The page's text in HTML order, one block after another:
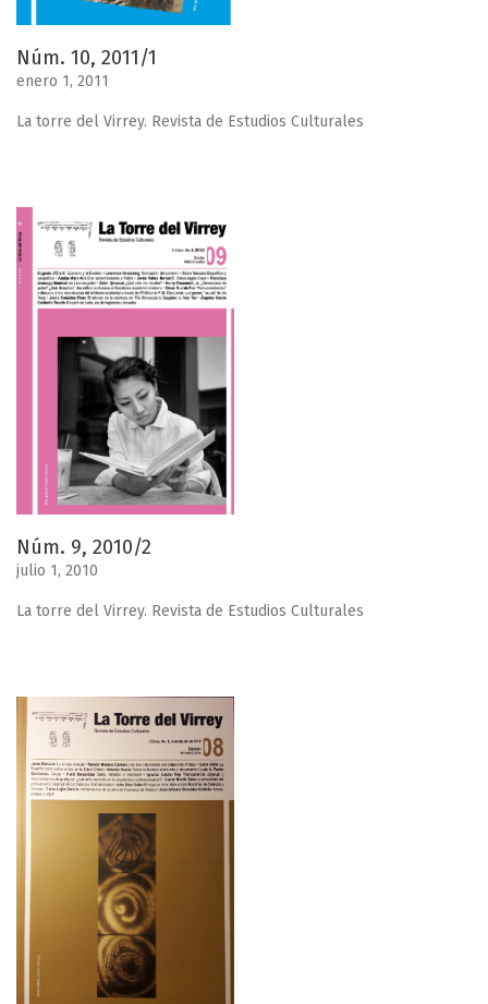
Núm. 10, 2011/1
enero 1, 2011
La torre del Virrey. Revista de Estudios Culturales
Núm. 9, 2010/2
julio 1, 2010
La torre del Virrey. Revista de Estudios Culturales